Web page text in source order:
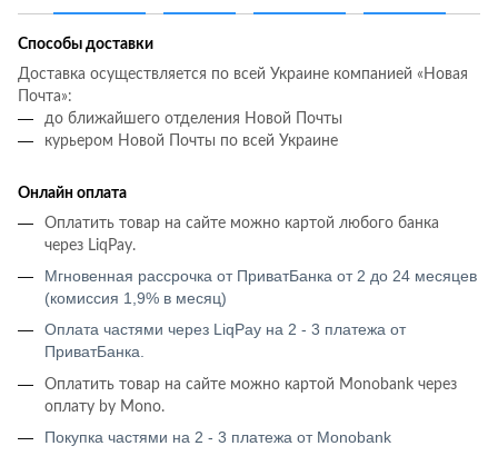
Способы доставки
Доставка осуществляется по всей Украине компанией «Новая
Почта»:
до ближайшего отделения Новой Почты
курьером Новой Почты по всей Украине
Онлайн оплата
Оплатить товар на сайте можно картой любого банка
через LiqPay.
Мгновенная рассрочка от ПриватБанка от 2 до 24 месяцев
(комиссия 1,9% в месяц)
Оплата частями через LiqPay на 2 - 3 платежа от
ПриватБанка.
Оплатить товар на сайте можно картой Monobank через
оплату by Mono.
Покупка частями на 2 - 3 платежа от Monobank